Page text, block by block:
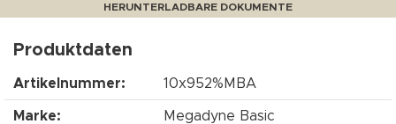
HERUNTERLADBARE DOKUMENTE
Produktdaten
Artikelnummer: 10x952%MBA
Marke: Megadyne Basic